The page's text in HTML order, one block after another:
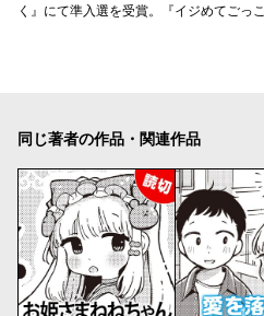
く』にて準入選を受賞。『イジめてごっ
同じ著者の作品・関連作品